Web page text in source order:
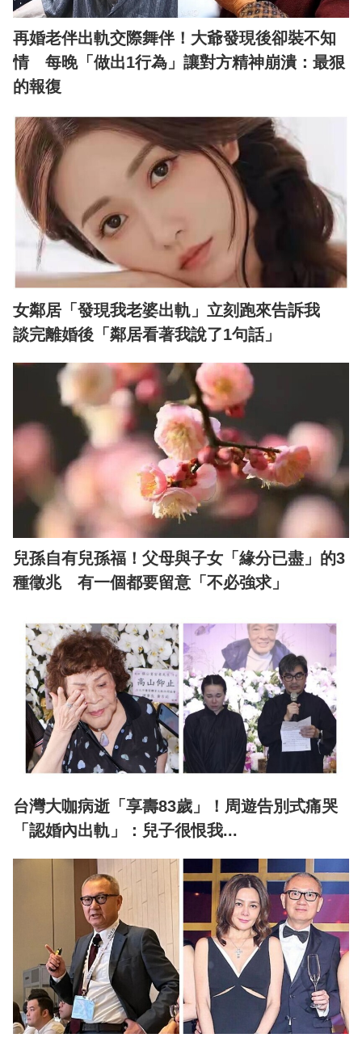
再婚老伴出軌交際舞伴！大爺發現後卻裝不知
情 每晚「做出1行為」讓對方精神崩潰：最狠
的報復
女鄰居「發現我老婆出軌」立刻跑來告訴我
談完離婚後「鄰居看著我說了1句話」
兒孫自有兒孫福！父母與子女「緣分已盡」的3
種徵兆 有一個都要留意「不必強求」
台灣大咖病逝「享壽83歲」！周遊告別式痛哭
「認婚內出軌」：兒子很恨我...